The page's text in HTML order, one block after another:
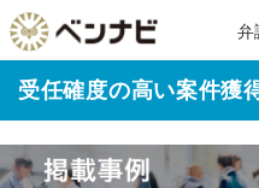
弁
受任確度の高い案件獲